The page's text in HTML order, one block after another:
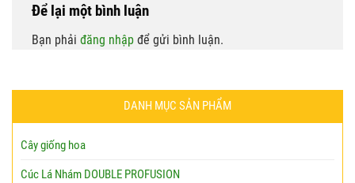
Để lại một bình luận
Bạn phải đăng nhập để gửi bình luận.
DANH MỤC SẢN PHẨM
Cây giống hoa
Cúc Lá Nhám DOUBLE PROFUSION